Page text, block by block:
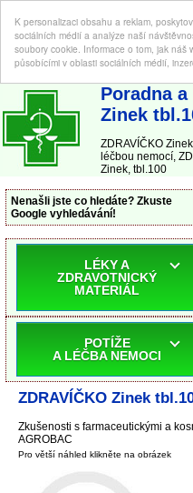
K personalizaci obsahu a reklam,
sociálních médií a analýze naší
soubory cookie. Informace o tom, jak
působícími v oblasti sociálních médií,
ABC-LEKARNA.cz | Poradna a
Poradna
Zinek
ZDRAVÍČKO
léčbou nemocí,
Zinek, tbl.100
Nenašli jste co hledáte? Zkuste
Google vyhledávání!
LÉKY A
ZDRAVOTNICKÝ
MATERIÁL
POTÍŽE
A LÉČBA NEMOCI
ZDRAVÍČKO Zinek
Zkušenosti s farmaceutickými a
AGROBAC
Pro větší náhled klikněte na obrázek